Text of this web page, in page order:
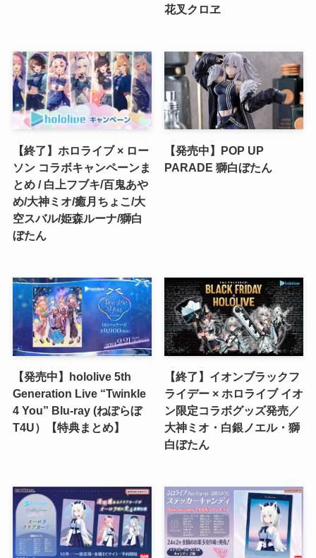
花叉クロヱ
【終了】ホロライブ × ロー
ソン コラボキャンペーンま
とめ / 白上フブキ/百鬼あや
め/大神ミオ/癒月ちょこ/大
空スバル/姫森ルーナ/獅白
ぼたん
【発売中】POP UP
PARADE 獅白ぼたん
【発売中】hololive 5th
Generation Live “Twinkle
4 You” Blu-ray (ねぽらぼ
T4U）【特典まとめ】
【終了】イオンブラックフ
ライデー × ホロライブ イオ
ン限定コラボグッズ発売／
大神ミオ・白銀ノエル・獅
白ぼたん